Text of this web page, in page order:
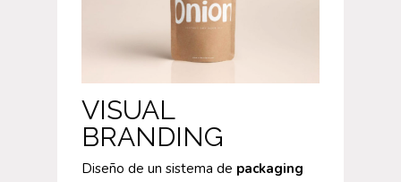
VISUAL
BRANDING
Diseño de un sistema de packaging